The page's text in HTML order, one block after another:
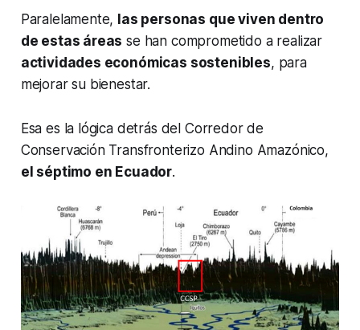
Paralelamente, las personas que viven dentro
de estas áreas se han comprometido a realizar
actividades económicas sostenibles, para
mejorar su bienestar.
Esa es la lógica detrás del Corredor de
Conservación Transfronterizo Andino Amazónico,
el séptimo en Ecuador.